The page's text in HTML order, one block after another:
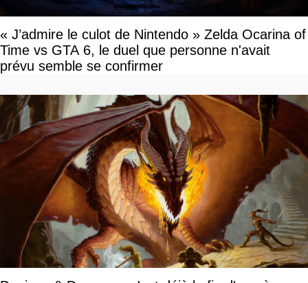
« J’admire le culot de Nintendo » Zelda Ocarina of
Time vs GTA 6, le duel que personne n'avait
prévu semble se confirmer